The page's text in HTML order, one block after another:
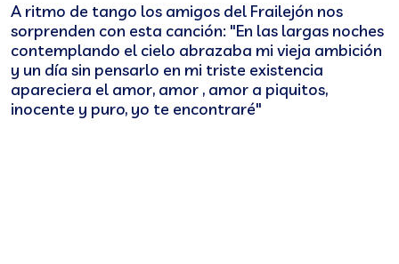
A ritmo de tango los amigos del Frailejón nos
sorprenden con esta canción: "En las largas noches
contemplando el cielo abrazaba mi vieja ambición
y un día sin pensarlo en mi triste existencia
apareciera el amor, amor , amor a piquitos,
inocente y puro, yo te encontraré"